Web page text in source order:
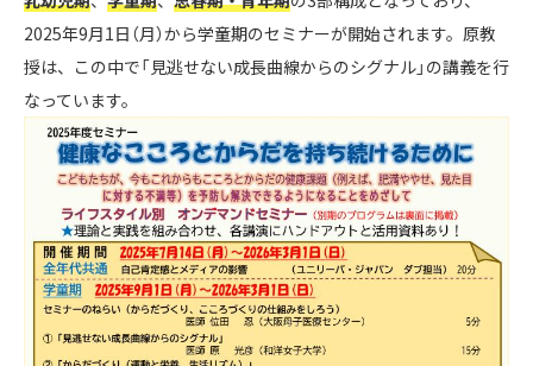
2025年9月1日（月）から学童期のセミナーが開始されます。原教
授は、この中で「見逃せない成長曲線からのシグナル」の講義を行
なっています。